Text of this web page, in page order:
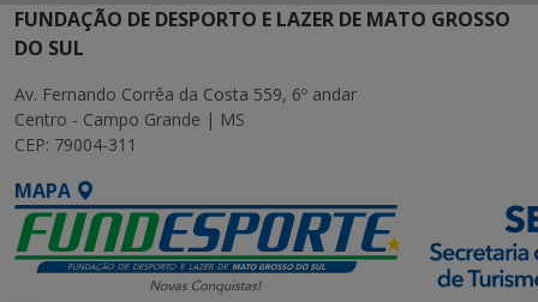
FUNDAÇÃO DE DESPORTO E LAZER DE MATO GROSSO
DO SUL
Av. Fernando Corrêa da Costa 559, 6º andar
Centro - Campo Grande | MS
CEP: 79004-311
MAPA